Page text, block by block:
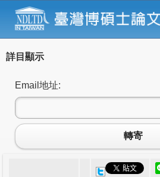
詳目顯示
Email地址:
轉寄